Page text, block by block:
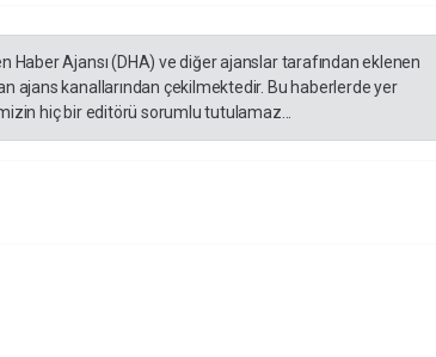
Haber Ajansı (DHA) ve diğer ajanslar tarafından eklenen
ajans kanallarından çekilmektedir. Bu haberlerde yer
hiç bir editörü sorumlu tutulamaz...